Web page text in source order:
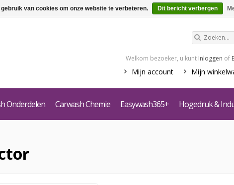
Welkom bezoeker, u kunt Inloggen of
Mijn account Mijn
Onderdelen Carwash Chemie Easywash365+ Hogedruk &
van cookies om onze website te verbeteren. Dit bericht verbergen